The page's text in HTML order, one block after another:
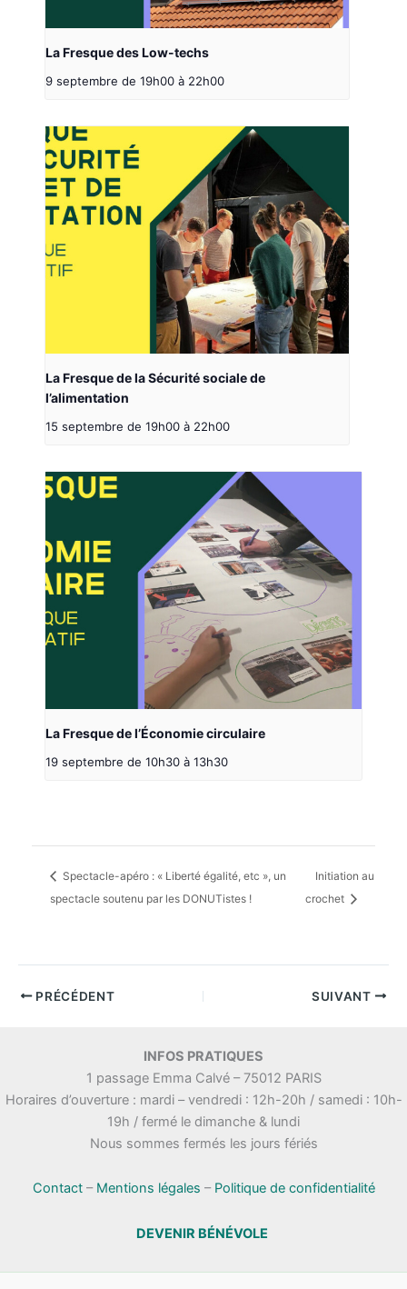
La Fresque des Low-techs
9 septembre de 19h00 à 22h00
La Fresque de la Sécurité sociale de
l’alimentation
15 septembre de 19h00 à 22h00
La Fresque de l’Économie circulaire
19 septembre de 10h30 à 13h30
Spectacle-apéro : « Liberté égalité, etc », un
spectacle soutenu par les DONUTistes !
Initiation au
crochet
PRÉCÉDENT SUIVANT
INFOS PRATIQUES
1 passage Emma Calvé – 75012 PARIS
Horaires d’ouverture : mardi – vendredi : 12h-20h / samedi : 10h-
19h / fermé le dimanche & lundi
Nous sommes fermés les jours fériés
Contact– Mentions légales – Politique de confidentialité
DEVENIR BÉNÉVOLE